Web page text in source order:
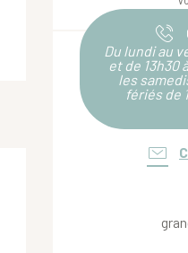
Du lundi au
et de 13h30
les
fériés de